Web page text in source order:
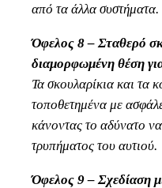
από τα άλλα συστήματα.
Όφελος 8 – Σταθερό
διαμορφωμένη θέση
Τα σκουλαρίκια και τα
τοποθετημένα με
κάνοντας το αδύνατο
τρυπήματος του αυτιού.
Όφελος 9 – Σχεδίαση